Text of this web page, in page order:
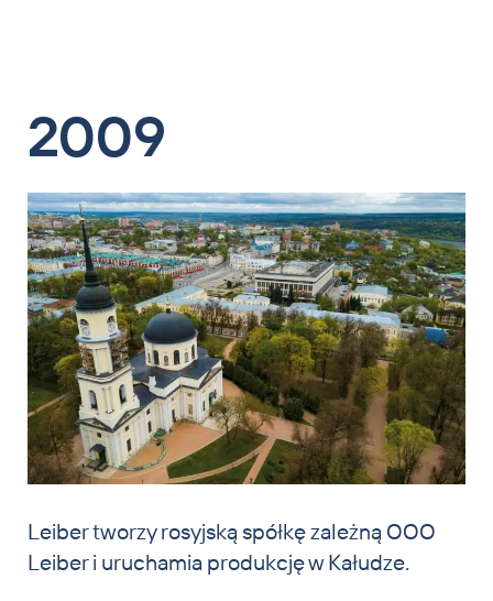
2009
Leiber tworzy rosyjską spółkę zależną OOO
Leiber i uruchamia produkcję w Kałudze.